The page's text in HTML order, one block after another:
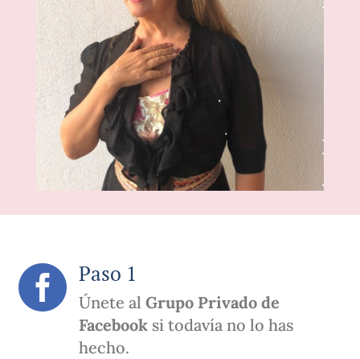
 Paso 1
Únete al Grupo Privado de
Facebooksi todavía no lo has
hecho.